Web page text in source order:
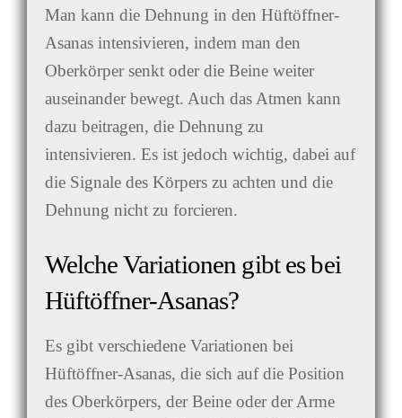
Man kann die Dehnung in den Hüftöffner-
Asanas intensivieren, indem man den
Oberkörper senkt oder die Beine weiter
auseinander bewegt. Auch das Atmen kann
dazu beitragen, die Dehnung zu
intensivieren. Es ist jedoch wichtig, dabei auf
die Signale des Körpers zu achten und die
Dehnung nicht zu forcieren.
Welche Variationen gibt es bei
Hüftöffner-Asanas?
Es gibt verschiedene Variationen bei
Hüftöffner-Asanas, die sich auf die Position
des Oberkörpers, der Beine oder der Arme